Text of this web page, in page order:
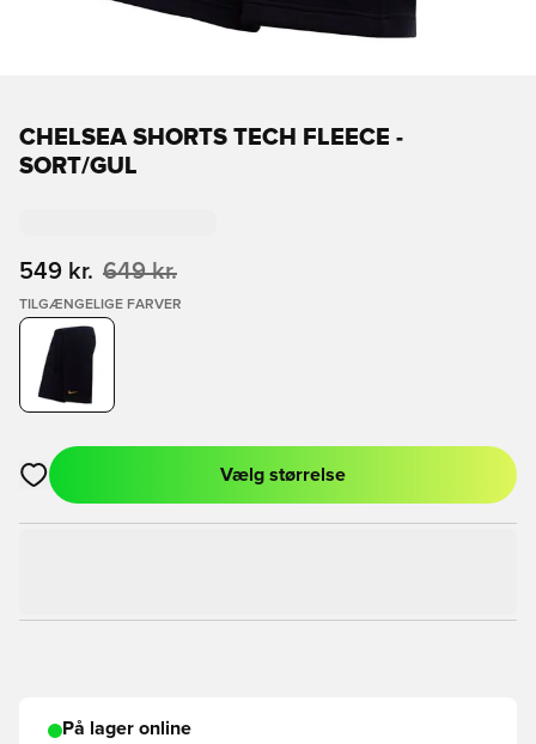
CHELSEA SHORTS TECH FLEECE -
SORT/GUL
549 kr. 649 kr.
TILGÆNGELIGE FARVER
Åbner en Modal til at logge ind eller tilmelde dig som medlem
Vælg størrelse
På lager online